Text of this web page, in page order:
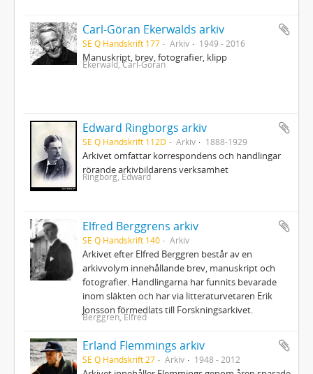
Carl-Göran Ekerwalds arkiv
SE Q Handskrift 177 Arkiv 1949 - 2016
Manuskript, brev, fotografier, klipp
Ekerwald, Carl-Göran
Edward Ringborgs arkiv
SE Q Handskrift 112D Arkiv 1888-1929
Arkivet omfattar korrespondens och handlingar
rörande arkivbildarens verksamhet
Ringborg, Edward
Elfred Berggrens arkiv
SE Q Handskrift 140 Arkiv
Arkivet efter Elfred Berggren består av en
arkivvolym innehållande brev, manuskript och
fotografier. Handlingarna har funnits bevarade
inom släkten och har via litteraturvetaren Erik
Jonsson förmedlats till Forskningsarkivet.
Berggren, Elfred
Erland Flemmings arkiv
SE Q Handskrift 27 Arkiv 1948 - 2012